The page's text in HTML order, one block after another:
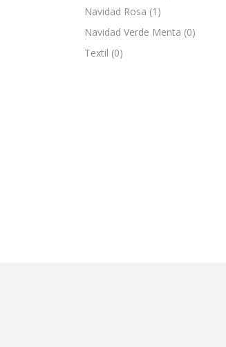
Navidad Rosa (1)
Navidad Verde Menta (0)
Textil (0)